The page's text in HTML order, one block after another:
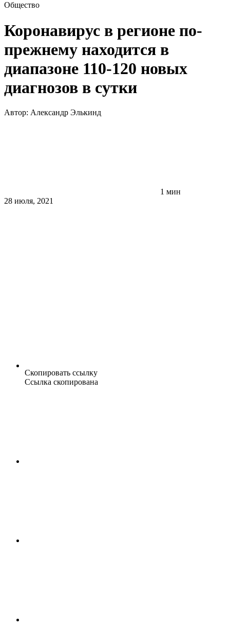
Общество
Коронавирус в регионе по-
прежнему находится в
диапазоне 110-120 новых
диагнозов в сутки
Автор: Александр Элькинд
1 мин
28 июля, 2021
Скопировать ссылку
Ссылка скопирована